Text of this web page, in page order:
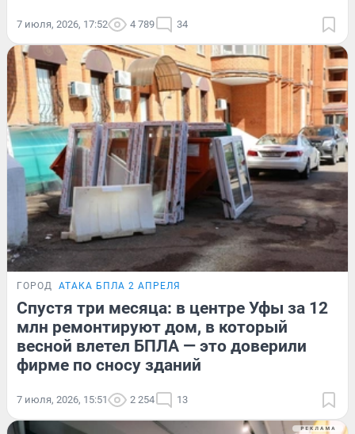
7 июля, 2026, 17:52 4 789 34
ГОРОД АТАКА БПЛА 2 АПРЕЛЯ
Спустя три месяца: в центре Уфы за 12
млн ремонтируют дом, в который
весной влетел БПЛА — это доверили
фирме по сносу зданий
7 июля, 2026, 15:51 2 254 13